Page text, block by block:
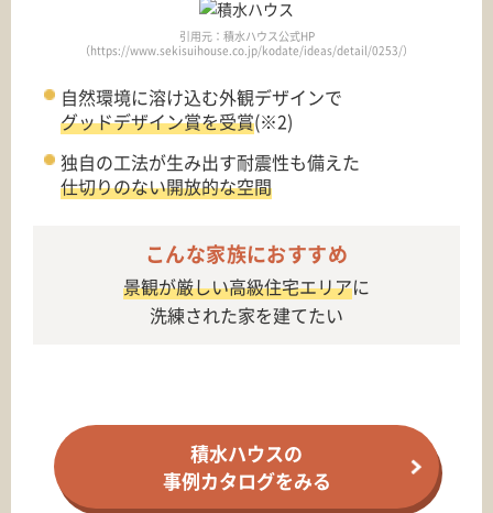
引用元：積水ハウス公式HP
（https://www.sekisuihouse.co.jp/kodate/ideas/detail/0253/）
自然環境に溶け込む外観デザインで
グッドデザイン賞を受賞(※2)
独自の工法が生み出す耐震性も備えた
仕切りのない開放的な空間
こんな家族におすすめ
景観が厳しい高級住宅エリアに
洗練された家を建てたい
積水ハウスの
事例カタログをみる